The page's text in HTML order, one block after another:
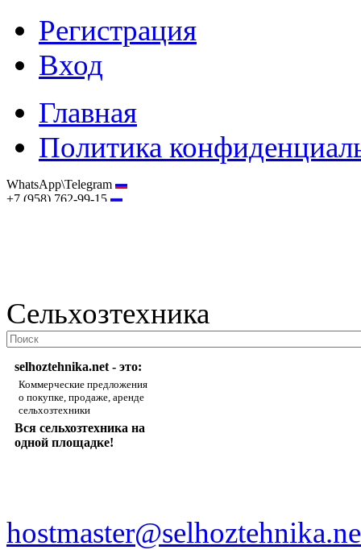
Регистрация
Вход
Главная
Политика
WhatsApp\Telegram
+7 (958) 762-99-15
Сельхозтехника
selhoztehnika.net - это:
Коммерческие предложения
о покупке, продаже, аренде
сельхозтехники
Вся сельхозтехника на
одной площадке!